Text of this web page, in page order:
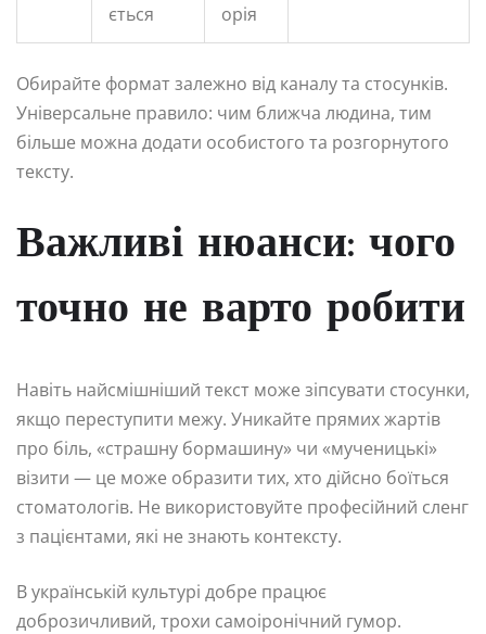
ється
орія
Обирайте формат залежно від каналу та стосунків.
Універсальне правило: чим ближча людина, тим
більше можна додати особистого та розгорнутого
тексту.
Важливі нюанси: чого
точно не варто робити
Навіть найсмішніший текст може зіпсувати стосунки,
якщо переступити межу. Уникайте прямих жартів
про біль, «страшну бормашину» чи «мученицькі»
візити — це може образити тих, хто дійсно боїться
стоматологів. Не використовуйте професійний сленг
з пацієнтами, які не знають контексту.
В українській культурі добре працює
доброзичливий, трохи самоіронічний гумор.